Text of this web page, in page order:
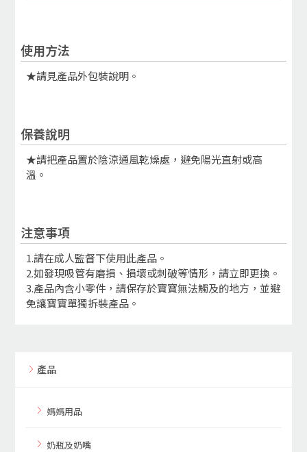
使用方法
★請見產品外包裝說明。
保養說明
★請把產品置於陰涼通風乾燥處，避免陽光直射或高
溫。
注意事項
1.請在成人監督下使用此產品。
2.如發現吸管有磨損、損壞或刺破等情形，請立即更換。
3.產品內含小零件，請保存於寶寶無法觸及的地方，並避
免讓寶寶單獨拆裝產品。
產品
媽媽用品
奶瓶及奶嘴